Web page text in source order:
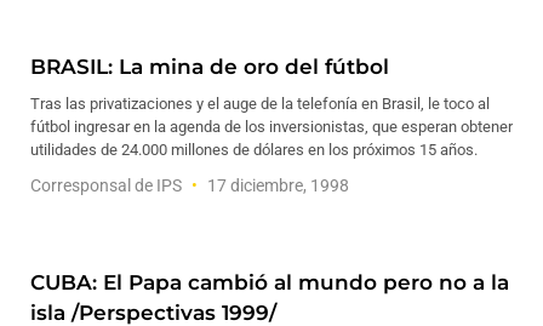
BRASIL: La mina de oro del fútbol
Tras las privatizaciones y el auge de la telefonía en Brasil, le toco al
fútbol ingresar en la agenda de los inversionistas, que esperan obtener
utilidades de 24.000 millones de dólares en los próximos 15 años.
Corresponsal de IPS 17 diciembre, 1998
CUBA: El Papa cambió al mundo pero no a la
isla /Perspectivas 1999/